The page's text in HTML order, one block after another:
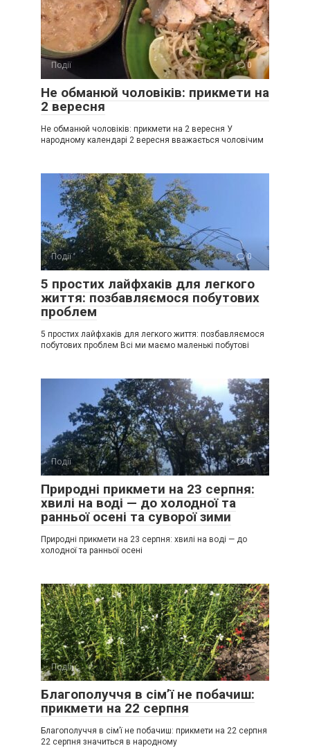
Події 0
Не обманюй чоловіків: прикмети на
2 вересня
Не обманюй чоловіків: прикмети на 2 вересня У
народному календарі 2 вересня вважається чоловічим
Події 0
5 простих лайфхаків для легкого
життя: позбавляємося побутових
проблем
5 простих лайфхаків для легкого життя: позбавляємося
побутових проблем Всі ми маємо маленькі побутові
Події 0
Природні прикмети на 23 серпня:
хвилі на воді — до холодної та
ранньої осені та суворої зими
Природні прикмети на 23 серпня: хвилі на воді — до
холодної та ранньої осені
Події 0
Благополуччя в сім’ї не побачиш:
прикмети на 22 серпня
Благополуччя в сім’ї не побачиш: прикмети на 22 серпня
22 серпня значиться в народному